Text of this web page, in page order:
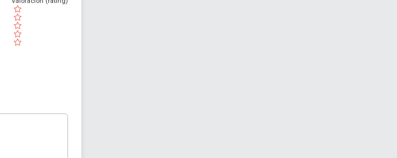
( )
( )
( )
( )
( )